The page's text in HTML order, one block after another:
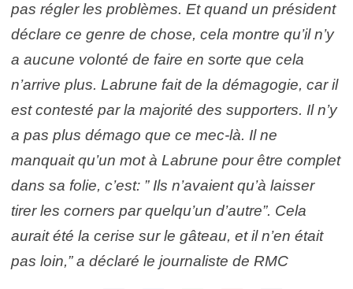
pas régler les problèmes. Et quand un président
déclare ce genre de chose, cela montre qu’il n’y
a aucune volonté de faire en sorte que cela
n’arrive plus. Labrune fait de la démagogie, car il
est contesté par la majorité des supporters. Il n’y
a pas plus démago que ce mec-là. Il ne
manquait qu’un mot à Labrune pour être complet
dans sa folie, c’est: ” Ils n’avaient qu’à laisser
tirer les corners par quelqu’un d’autre”. Cela
aurait été la cerise sur le gâteau, et il n’en était
pas loin,” a déclaré le journaliste de RMC